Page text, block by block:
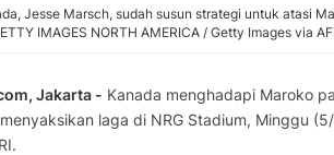
Jesse Marsch, sudah susun strategi untuk atasi
IMAGES NORTH AMERICA / Getty Images via
Jakarta - Kanada menghadapi Maroko
laga di NRG Stadium, Minggu